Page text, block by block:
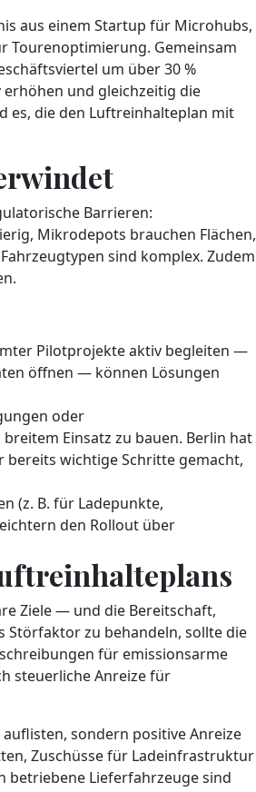
aus einem Startup für Microhubs,
Tourenoptimierung. Gemeinsam
um über 30 %
und gleichzeitig die
es, die den Luftreinhalteplan mit
Barrieren:
Mikrodepots brauchen Flächen,
sind komplex. Zudem
Pilotprojekte aktiv begleiten —
öffnen — können Lösungen
oder
Einsatz zu bauen. Berlin hat
wichtige Schritte gemacht,
(z. B. für Ladepunkte,
den Rollout über
Ziele — und die Bereitschaft,
Störfaktor zu behandeln, sollte die
für emissionsarme
steuerliche Anreize für
sondern positive Anreize
Zuschüsse für Ladeinfrastruktur
betriebene Lieferfahrzeuge sind